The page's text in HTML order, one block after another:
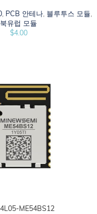
, PCB 안테나, 블루투스 모듈,
북유럽 모듈
$4.00
ME54BS12